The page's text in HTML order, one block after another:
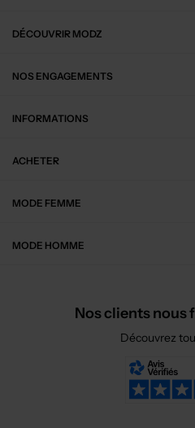
DÉCOUVRIR MODZ
NOS ENGAGEMENTS
INFORMATIONS
ACHETER
MODE FEMME
MODE HOMME
Nos clients nous
Découvrez